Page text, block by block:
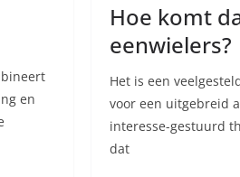
en
Hoe komt
eenwielers?
Het is een
voor een uitgebreid
interesse-gestuurd
dat